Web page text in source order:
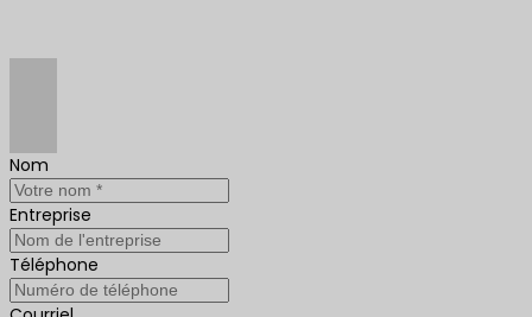
Nom
Entreprise
Téléphone